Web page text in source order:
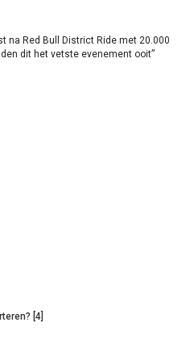
na Red Bull District Ride met 20.000
dit het vetste evenement ooit”
[4]